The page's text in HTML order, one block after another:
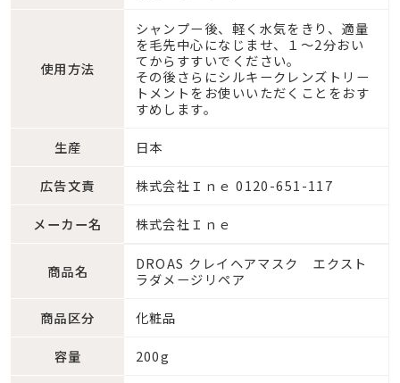
使用方法
シャンプー後、軽く水気をきり、適量
を毛先中心になじませ、１〜2分おい
てからすすいでください。
その後さらにシルキークレンズトリー
トメントをお使いいただくことをおす
すめします。
生産 日本
広告文責 株式会社Ｉｎｅ 0120-651-117
メーカー名 株式会社Ｉｎｅ
商品名
DROAS クレイヘアマスク エクスト
ラダメージリペア
商品区分 化粧品
容量 200g